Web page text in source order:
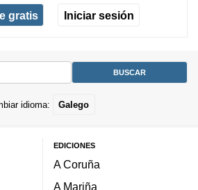
gratis Iniciar sesión
idioma: Galego
EDICIONES
A Coruña
A Mariña